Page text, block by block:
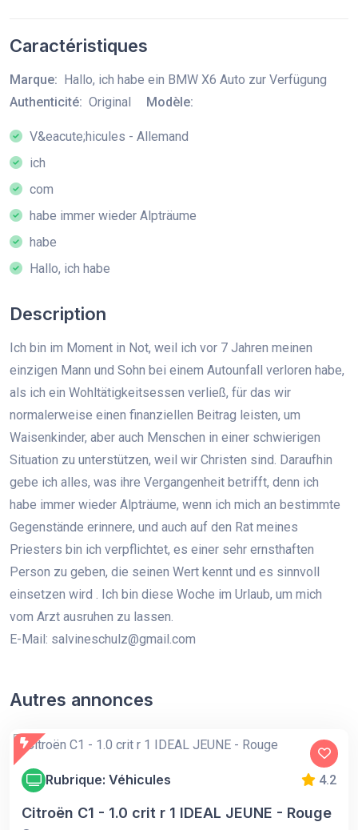
Caractéristiques
Marque: Hallo, ich habe ein BMW X6 Auto zur Verfügung
Authenticité: Original Modèle:
V&eacute;hicules - Allemand
ich
com
habe immer wieder Alpträume
habe
Hallo, ich habe
Description
Ich bin im Moment in Not, weil ich vor 7 Jahren meinen
einzigen Mann und Sohn bei einem Autounfall verloren habe,
als ich ein Wohltätigkeitsessen verließ, für das wir
normalerweise einen finanziellen Beitrag leisten, um
Waisenkinder, aber auch Menschen in einer schwierigen
Situation zu unterstützen, weil wir Christen sind. Daraufhin
gebe ich alles, was ihre Vergangenheit betrifft, denn ich
habe immer wieder Alpträume, wenn ich mich an bestimmte
Gegenstände erinnere, und auch auf den Rat meines
Priesters bin ich verpflichtet, es einer sehr ernsthaften
Person zu geben, die seinen Wert kennt und es sinnvoll
einsetzen wird . Ich bin diese Woche im Urlaub, um mich
vom Arzt ausruhen zu lassen.
E-Mail: salvineschulz@gmail.com
Autres annonces
Rubrique: Véhicules 4.2
Citroën C1 - 1.0 crit r 1 IDEAL JEUNE - Rouge